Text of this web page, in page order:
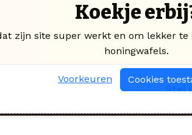
Stel
Koekje
zijn site super werkt en om lekker
honingwafels.
Voorkeuren Cookies